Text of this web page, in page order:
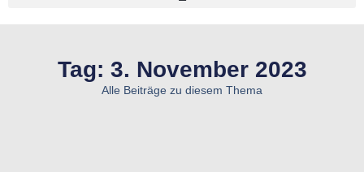
Tag: 3. November 2023
Alle Beiträge zu diesem Thema